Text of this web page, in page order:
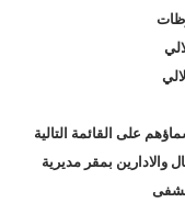
على القائمة التالية
والادارين بمقر مديرية